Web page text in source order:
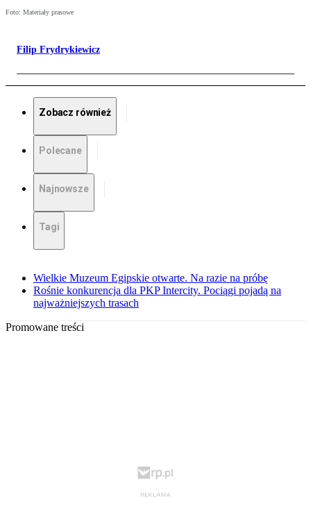
Foto: Materiały prasowe
Filip Frydrykiewicz
Zobacz również
Polecane
Najnowsze
Tagi
Wielkie Muzeum Egipskie otwarte. Na razie na próbę
Rośnie konkurencja dla PKP Intercity. Pociągi pojadą na
najważniejszych trasach
Promowane treści